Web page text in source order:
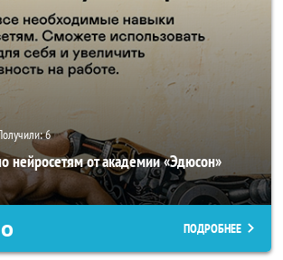
6
нейросетям от академии «Эдюсон»
ПОДРОБНЕЕ